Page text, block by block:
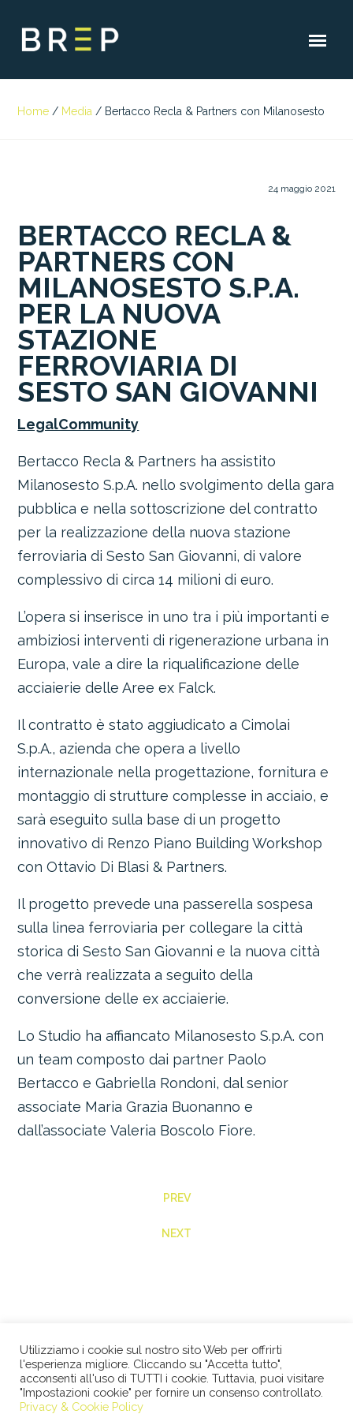
Home / Media / Bertacco Recla & Partners con Milanosesto
24 maggio 2021
BERTACCO RECLA &
PARTNERS CON
MILANOSESTO S.P.A.
PER LA NUOVA
STAZIONE
FERROVIARIA DI
SESTO SAN GIOVANNI
LegalCommunity
Bertacco Recla & Partners ha assistito
Milanosesto S.p.A. nello svolgimento della gara
pubblica e nella sottoscrizione del contratto
per la realizzazione della nuova stazione
ferroviaria di Sesto San Giovanni, di valore
complessivo di circa 14 milioni di euro.
L’opera si inserisce in uno tra i più importanti e
ambiziosi interventi di rigenerazione urbana in
Europa, vale a dire la riqualificazione delle
acciaierie delle Aree ex Falck.
Il contratto è stato aggiudicato a Cimolai
S.p.A., azienda che opera a livello
internazionale nella progettazione, fornitura e
montaggio di strutture complesse in acciaio, e
sarà eseguito sulla base di un progetto
innovativo di Renzo Piano Building Workshop
con Ottavio Di Blasi & Partners.
Il progetto prevede una passerella sospesa
sulla linea ferroviaria per collegare la città
storica di Sesto San Giovanni e la nuova città
che verrà realizzata a seguito della
conversione delle ex acciaierie.
Lo Studio ha affiancato Milanosesto S.p.A. con
un team composto dai partner Paolo
Bertacco e Gabriella Rondoni, dal senior
associate Maria Grazia Buonanno e
dall’associate Valeria Boscolo Fiore.
PREV
NEXT
© 2026 STUDIO LEGALE BERTACCO RECLA & PARTNERS •
Utilizziamo i cookie sul nostro sito Web per offrirti
l'esperienza migliore. Cliccando su "Accetta tutto",
acconsenti all'uso di TUTTI i cookie. Tuttavia, puoi visitare
"Impostazioni cookie" per fornire un consenso controllato.
Privacy & Cookie Policy